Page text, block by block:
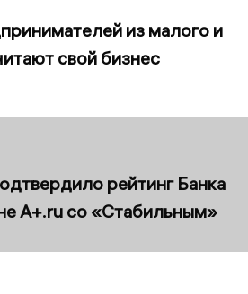
из малого и
свой бизнес
рейтинг Банка
A+.ru со «Стабильным»